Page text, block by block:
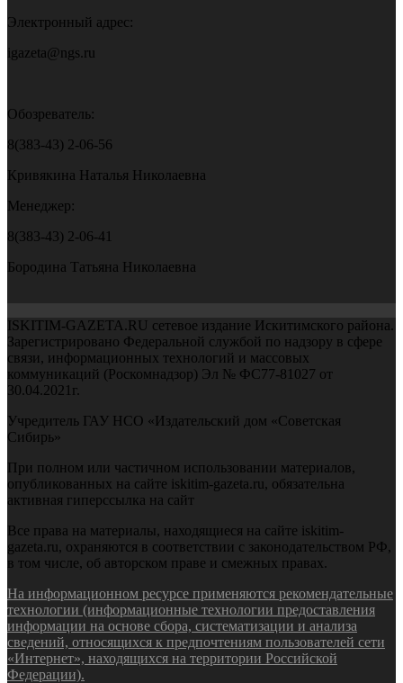
Электронный адрес:
igazeta@ngs.ru
Обозреватель:
8(383-43) 2-06-56
Кривякина Наталья Николаевна
Менеджер:
8(383-43) 2-06-41
Бородина Татьяна Николаевна
ISKITIM-GAZETA.RU сетевое издание Искитимского района.
Зарегистрировано Федеральной службой по надзору в сфере
связи, информационных технологий и массовых
коммуникаций (Роскомнадзор) Эл № ФС77-81027 от
30.04.2021г.
Учредитель ГАУ НСО «Издательский дом «Советская
Сибирь»
При полном или частичном использовании материалов,
опубликованных на сайте iskitim-gazeta.ru, обязательна
активная гиперссылка на сайт
Все права на материалы, находящиеся на сайте iskitim-
gazeta.ru, охраняются в соответствии с законодательством РФ,
в том числе, об авторском праве и смежных правах.
На информационном ресурсе применяются рекомендательные
технологии (информационные технологии предоставления
информации на основе сбора, систематизации и анализа
сведений, относящихся к предпочтениям пользователей сети
«Интернет», находящихся на территории Российской
Федерации).